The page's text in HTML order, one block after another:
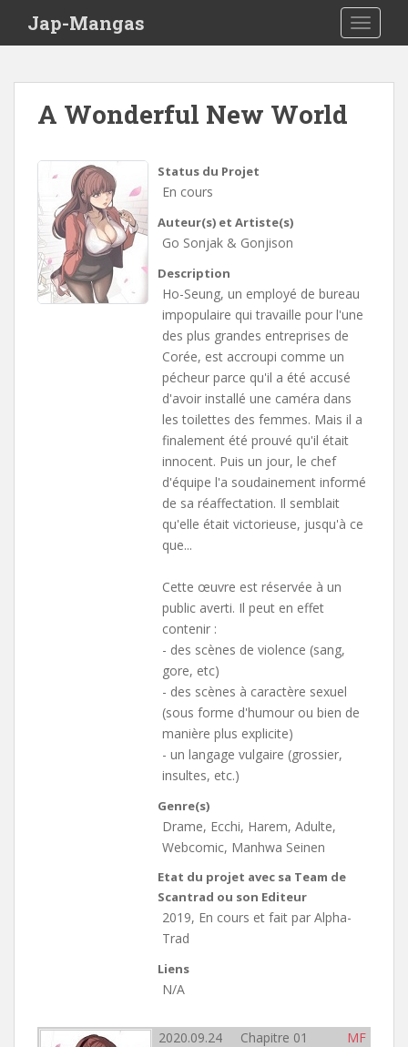
Jap-Mangas
A Wonderful New World
Status du Projet
En cours
Auteur(s) et Artiste(s)
Go Sonjak & Gonjison
Description
Ho-Seung, un employé de bureau
impopulaire qui travaille pour l'une
des plus grandes entreprises de
Corée, est accroupi comme un
pécheur parce qu'il a été accusé
d'avoir installé une caméra dans
les toilettes des femmes. Mais il a
finalement été prouvé qu'il était
innocent. Puis un jour, le chef
d'équipe l'a soudainement informé
de sa réaffectation. Il semblait
qu'elle était victorieuse, jusqu'à ce
que...
Cette œuvre est réservée à un
public averti. Il peut en effet
contenir :
- des scènes de violence (sang,
gore, etc)
- des scènes à caractère sexuel
(sous forme d'humour ou bien de
manière plus explicite)
- un langage vulgaire (grossier,
insultes, etc.)
Genre(s)
Drame, Ecchi, Harem, Adulte,
Webcomic, Manhwa Seinen
Etat du projet avec sa Team de
Scantrad ou son Editeur
2019, En cours et fait par Alpha-
Trad
Liens
N/A
2020.09.24 Chapitre 01
MF